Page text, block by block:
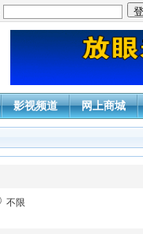
影视频道 网上商城
不限